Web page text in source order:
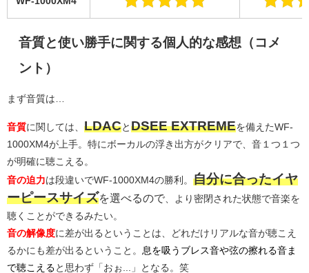
音質と使い勝手に関する個人的な感想（コメ
ント）
まず音質は…
音質に関しては、 LDACと DSEE EXTREMEを備えたWF-
1000XM4が上手。特にボーカルの浮き出方がクリアで、音１つ１つ
が明確に聴こえる。
音の迫力は段違いでWF-1000XM4の勝利。 自分に合ったイヤ
ーピースサイズを選べるので 、より密閉された状態で音楽を
聴くことができるみたい。
音の解像度に差が出るということは、どれだけリアルな音が聴こえ
るかにも差が出るということ。 息を吸うブレス音や弦の擦れる音ま
で聴こえる と思わず「おぉ...」となる。笑